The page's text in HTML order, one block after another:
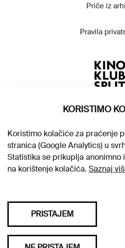
Priče iz
Pravila
KORISTIMO
Koristimo kolačiće za praćenje
stranica (Google Analytics) u
Statistika se prikuplja
na korištenje kolačića. Saznaj
PRISTAJEM